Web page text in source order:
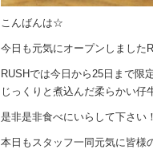
こんばんは☆
今日も元気にオープンしました
RUSHでは今日から25日まで限
じっくりと煮込んだ柔らかい仔
是非是非食べにいらして下さい！
本日もスタッフ一同元気に皆様